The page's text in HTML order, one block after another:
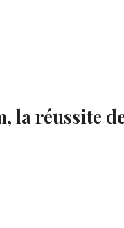
la réussite